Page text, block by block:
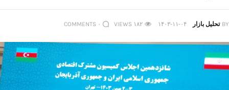
آوین دیلی
BY تحلیل بازار ۱۴۰۳-۱۱-۰۴ ۱۸۲ VIEWS ۰ COMMENTS